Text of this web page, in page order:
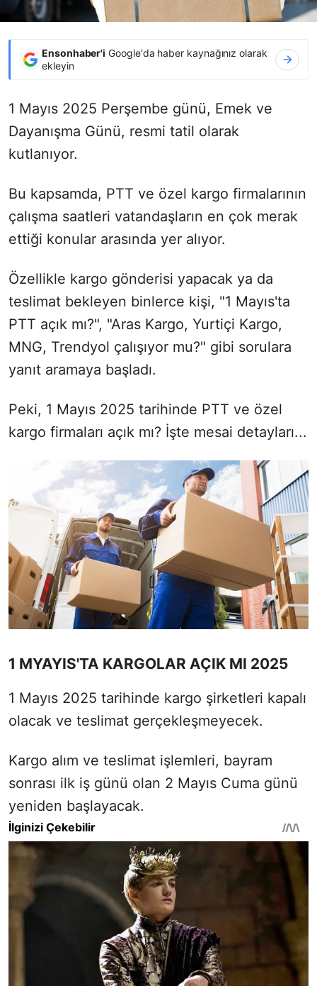
Ensonhaber'i Google'da haber kaynağınız olarak
ekleyin
1 Mayıs 2025 Perşembe günü, Emek ve
Dayanışma Günü, resmi tatil olarak
kutlanıyor.
Bu kapsamda, PTT ve özel kargo firmalarının
çalışma saatleri vatandaşların en çok merak
ettiği konular arasında yer alıyor.
Özellikle kargo gönderisi yapacak ya da
teslimat bekleyen binlerce kişi, "1 Mayıs'ta
PTT açık mı?", "Aras Kargo, Yurtiçi Kargo,
MNG, Trendyol çalışıyor mu?" gibi sorulara
yanıt aramaya başladı.
Peki, 1 Mayıs 2025 tarihinde PTT ve özel
kargo firmaları açık mı? İşte mesai detayları...
1 MYAYIS'TA KARGOLAR AÇIK MI 2025
1 Mayıs 2025 tarihinde kargo şirketleri kapalı
olacak ve teslimat gerçekleşmeyecek.
Kargo alım ve teslimat işlemleri, bayram
sonrası ilk iş günü olan 2 Mayıs Cuma günü
yeniden başlayacak.